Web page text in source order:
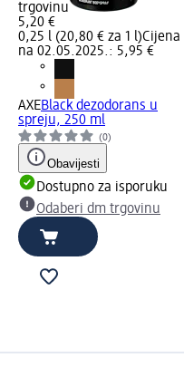
trgovinu
5,20 €
0,25 l (20,80 € za 1 l)Cijena
na 02.05.2025.: 5,95 €
AXEBlack dezodorans u
spreju, 250 ml
(0)
Obavijesti
Dostupno za isporuku
Odaberi dm trgovinu